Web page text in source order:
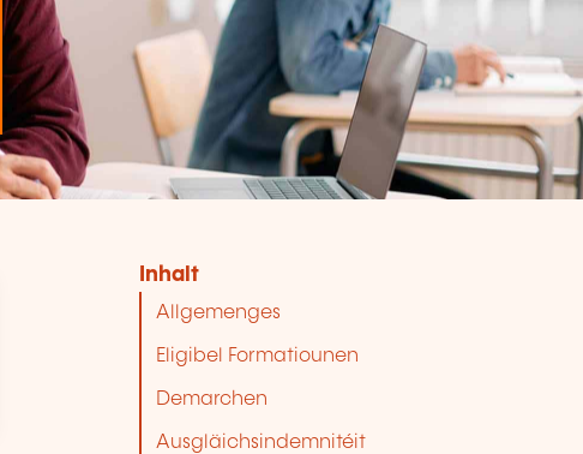
Inhalt
Allgemenges
Eligibel Formatiounen
Demarchen
Ausgläichsindemnitéit